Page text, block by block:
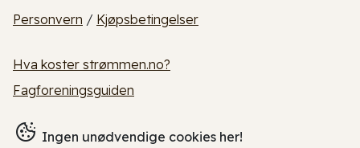
Personvern / Kjøpsbetingelser
Hva koster strømmen.no?
Fagforeningsguiden
Ingen unødvendige cookies her!